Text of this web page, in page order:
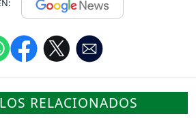
RELACIONADOS